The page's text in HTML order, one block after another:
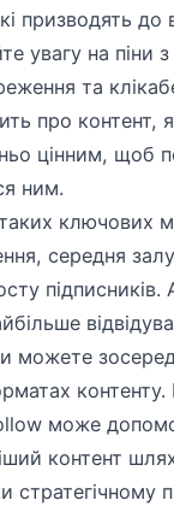
призводять до
увагу на піни
та
про контент,
цінним, щоб
ним.
ключових
середня
підписників.
можете
контенту.
може
контент
стратегічному